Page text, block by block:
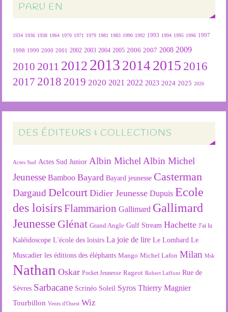
PARU EN
1934 1936 1938 1964 1970 1971 1979 1981 1983 1990 1992 1993 1994 1995 1996 1997
1998 1999 2000 2001 2002 2003 2004 2005 2006 2007 2008 2009
2010 2011 2012 2013 2014 2015 2016
2017 2018 2019 2020 2021 2022 2023 2024 2025 2026
DES ÉDITEURS & COLLECTIONS
Actes Sud Actes Sud Junior Albin Michel Albin Michel
Jeunesse Bamboo Bayard Bayard jeunesse Casterman
Dargaud Delcourt Didier Jeunesse Dupuis Ecole
des loisirsFlammarion Gallimard Gallimard
Jeunesse Glénat Grand Angle Gulf Stream Hachette J'ai lu
Kaléidoscope L'école des loisirs La joie de lire Le Lombard Le
Muscadier les éditions des éléphants Mango Michel Lafon Milan Msk
Nathan Oskar Pocket Jeunesse Rageot Robert Laffont Rue de
Sèvres Sarbacane Scrinéo Soleil Syros Thierry Magnier
Tourbillon Vents d'Ouest Wiz